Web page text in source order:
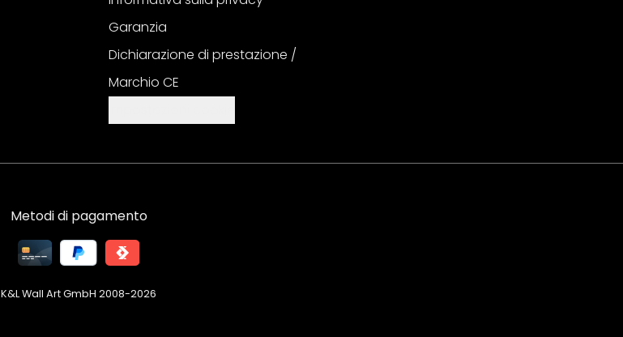
Garanzia
Dichiarazione di prestazione /
Marchio CE
Metodi di pagamento
K&L Wall Art GmbH 2008-2026